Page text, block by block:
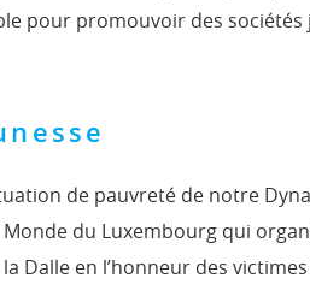
pour promouvoir des
de pauvreté de notre
Monde du Luxembourg qui
Dalle en l’honneur des